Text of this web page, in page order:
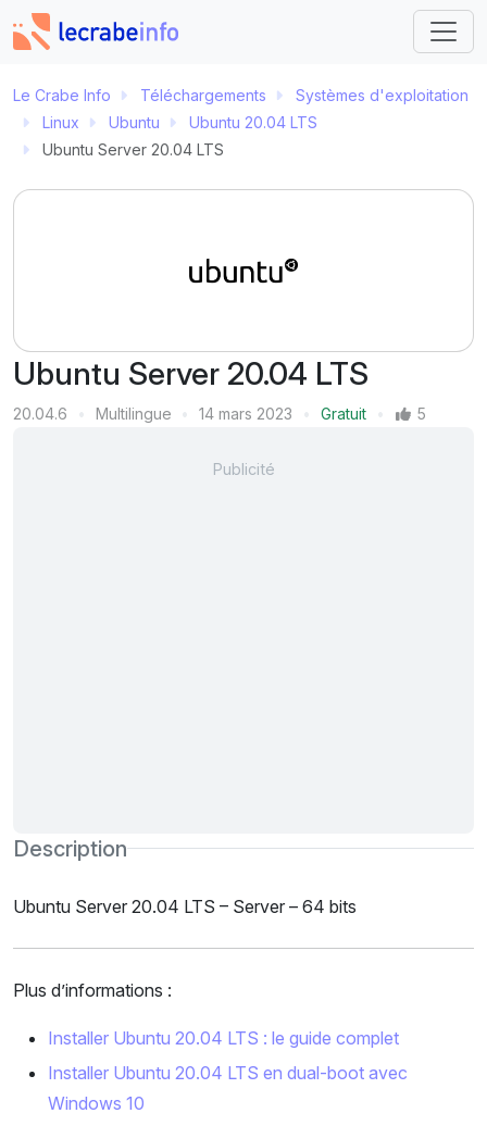
Le Crabe Info Téléchargements
Systèmes d'exploitation
Linux
Ubuntu
Ubuntu 20.04 LTS
Ubuntu Server 20.04 LTS
Ubuntu Server 20.04 LTS
Version
20.04.6
Multilingue
14 mars 2023
Gratuit
5
Description
Ubuntu Server 20.04 LTS – Server – 64 bits
Plus d’informations :
Installer Ubuntu 20.04 LTS : le guide complet
Installer Ubuntu 20.04 LTS en dual-boot avec
Windows 10